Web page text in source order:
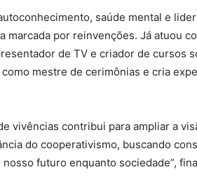
saúde mental e
marcada por reinvenções. Já atuou
de TV e criador de cursos
mestre de cerimônias e cria
vivências contribui para ampliar a
do cooperativismo, buscando
futuro enquanto sociedade”,